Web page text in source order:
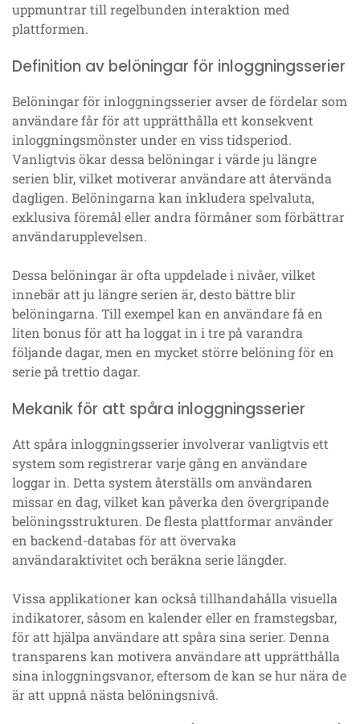
uppmuntrar till regelbunden interaktion med
plattformen.
Definition av belöningar för inloggningsserier
Belöningar för inloggningsserier avser de fördelar som
användare får för att upprätthålla ett konsekvent
inloggningsmönster under en viss tidsperiod.
Vanligtvis ökar dessa belöningar i värde ju längre
serien blir, vilket motiverar användare att återvända
dagligen. Belöningarna kan inkludera spelvaluta,
exklusiva föremål eller andra förmåner som förbättrar
användarupplevelsen.
Dessa belöningar är ofta uppdelade i nivåer, vilket
innebär att ju längre serien är, desto bättre blir
belöningarna. Till exempel kan en användare få en
liten bonus för att ha loggat in i tre på varandra
följande dagar, men en mycket större belöning för en
serie på trettio dagar.
Mekanik för att spåra inloggningsserier
Att spåra inloggningsserier involverar vanligtvis ett
system som registrerar varje gång en användare
loggar in. Detta system återställs om användaren
missar en dag, vilket kan påverka den övergripande
belöningsstrukturen. De flesta plattformar använder
en backend-databas för att övervaka
användaraktivitet och beräkna serie längder.
Vissa applikationer kan också tillhandahålla visuella
indikatorer, såsom en kalender eller en framstegsbar,
för att hjälpa användare att spåra sina serier. Denna
transparens kan motivera användare att upprätthålla
sina inloggningsvanor, eftersom de kan se hur nära de
är att uppnå nästa belöningsnivå.